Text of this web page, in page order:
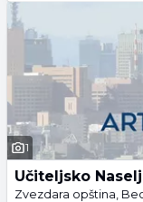
1
Učiteljsko
Zvezdara opština,